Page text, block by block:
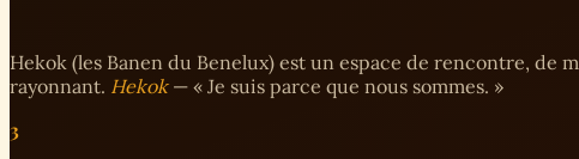
Hekok (les Banen du Benelux) est un espace de rencontre,
rayonnant. Hekok— « Je suis parce que nous sommes. »
3